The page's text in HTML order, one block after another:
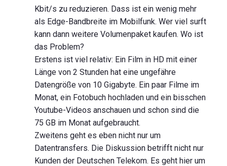
Kbit/s zu reduzieren. Dass ist ein wenig mehr
als Edge-Bandbreite im Mobilfunk. Wer viel surft
kann dann weitere Volumenpaket kaufen. Wo ist
das Problem?
Erstens ist viel relativ: Ein Film in HD mit einer
Länge von 2 Stunden hat eine ungefähre
Datengröße von 10 Gigabyte. Ein paar Filme im
Monat, ein Fotobuch hochladen und ein bisschen
Youtube-Videos anschauen und schon sind die
75 GB im Monat aufgebraucht.
Zweitens geht es eben nicht nur um
Datentransfers. Die Diskussion betrifft nicht nur
Kunden der Deutschen Telekom. Es geht hier um